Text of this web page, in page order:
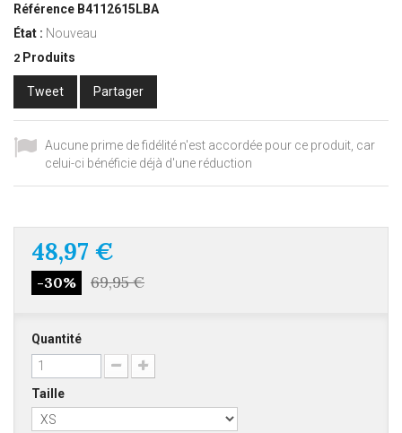
Référence B4112615LBA
État : Nouveau
2 Produits
Tweet Partager
Aucune prime de fidélité n'est accordée pour ce produit, car
celui-ci bénéficie déjà d'une réduction
48,97 €
-30% 69,95 €
Quantité
Taille